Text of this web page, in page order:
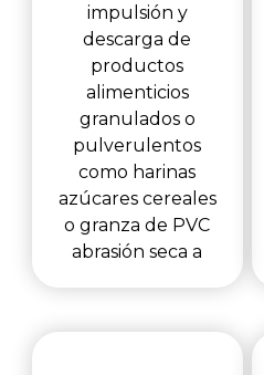
impulsión y
descarga de
productos
alimenticios
granulados o
pulverulentos
como harinas
azúcares cereales
o granza de PVC
abrasión seca a